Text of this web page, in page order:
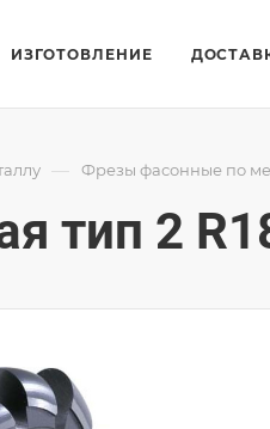
ИЗГОТОВЛЕНИЕ
— Фрезы фасонные по
тип 2